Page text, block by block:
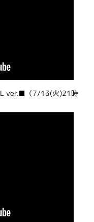
ver.■（7/13(火)21時